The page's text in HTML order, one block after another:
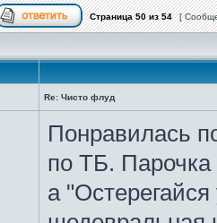
Страница50из54 [
Re: Чисто флуд
Понравилась
по ТБ. Парочка
а